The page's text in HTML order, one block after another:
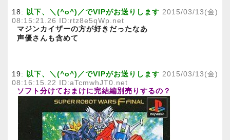
18: 以下、＼(^o^)／でVIPがお送りします 2015/03/13(金)
08:15:21.26 ID:rtz8e5qWp.net
マジンカイザーの方が好きだったなあ
声優さんも含めて
19: 以下、＼(^o^)／でVIPがお送りします 2015/03/13(金)
08:16:15.22 ID:aTcmwhJT0.net
ソフト分けておまけに完結編別売りするの？